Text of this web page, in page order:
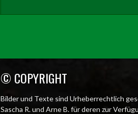
© COPYRIGHT
Bilder und Texte sind Urheberrechtlich
Sascha R. und Arne B. für deren zur